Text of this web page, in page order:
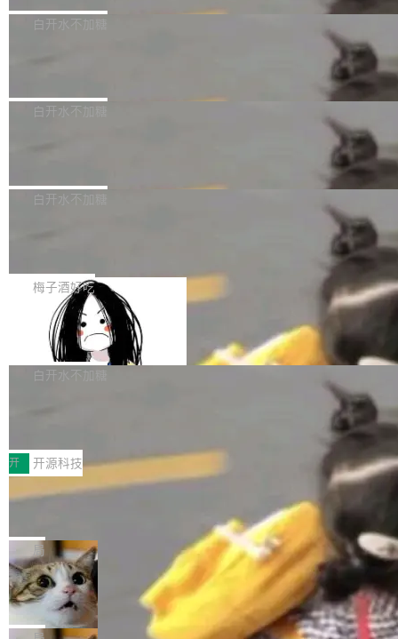
不得生成涉及安全性的关键变更，除非作者本身
36个月。 公告显示，本次宇树科技战略配售对
员工参与设立的专项资产管理计划。其中，Dee
获配9...
Bug fixes and enhancements 修复多次传递同
一个回归问题，该问题导致拉取镜像时会拒绝包
题，该问题可能导致在旧版 Linux 内核...
白开水不加糖
e 孵化器项目管理委员会（IPMC）投票中获得
P）！这一里程碑不仅标志着 Fluss 迈入新的发
白开水不加糖
长期停止内容更新，未能实现其作为“AI版维基百
提交的编辑请求也长期处于待处理状态。 Groki
pedia 于去年底上线，定位为由人工智能生成内
容的百科平台，被马斯克视为传统众包百科网站
维基百科的替代方案。Lawfare 调查发现，无论
热门页面还是低关注度页面，均未出现近期更
白开水不加糖
是这样的：配 MessageSource 的 Bean、写 R
eloadableResourceBundleMessageSource、
声明 LocaleResolver、注册 LocaleChangeInt
erceptor…五六步之后才能看到第一行翻译文
本。 Solon 换了个方式。整个 i18n 模块围绕三
梅子酒好吃
Apache Doris 4.1 全面增强 Iceberg：
支持 UPDATE、MERGE INTO 与 Iceb
erg V3
Apache Doris 4.1 要补齐的，正是缺失的那一
半。在已有查询能力的基础上，Doris 进一步支
常维护操作，并完整支持 Iceberg V3 格式。
白开水不加糖
村国家自主创新示范区会议中心开幕。本届大会
由中关村智联软件服务业质量创新联盟主办，以
“智构可信·质创未来——AI原生时代的质量新范
式”为主题，直面AI从实验室走向规模化产业落地
的核心质量命题。会上，《2026智能研发生产力
工具选型手册》发布，Testin云测的Testin XAge
nt智能测试系统入选AI测试领域代表产品。对CI
O而言，这提示了一个转变：AI测试正在从效率
工具升级为企业的质量基础设施。 CIO面对的新
开 开源科技
让非法状态不可表示：一篇关于 ADT
有一种东西，一旦用过就回不去了。Alex Fedos
eev 管它叫"软件设计的基石"。 他说的东西不新
鲜——代数数据类型（ADT），尤其是和类型
（sum type）。但他说清楚了一件事：这不是类
型系统的学术体操，是日常编码的思维方式。 文
章从一个简单的例子切入。一个网站的深色主题
局
Cloudflare 开源内部企业 AI 平台 Clou
dflare OS
Cloudflare 发布了一个开源项目 Cloudflare O
S。如果你只看官方博客，你会觉得这是又一